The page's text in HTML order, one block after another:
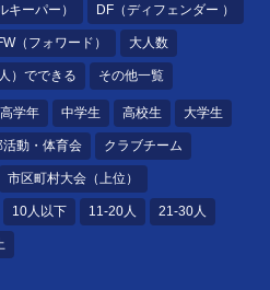
キーパー） DF（ディフェンダー ）
（フォワード） 大人数
）でできる その他一覧
学年 中学生 高校生 大学生
活動・体育会 クラブチーム
市区町村大会（上位）
10人以下 11-20人 21-30人